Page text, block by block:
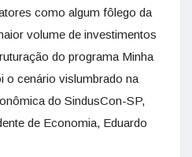
como algum fôlego da
volume de investimentos
do programa Minha
o cenário vislumbrado na
do SindusCon-SP,
de Economia, Eduardo